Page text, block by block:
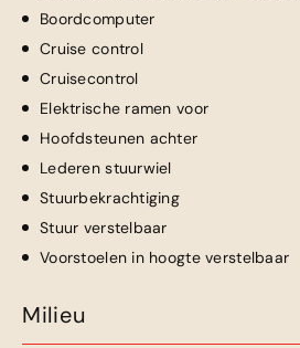
Boordcomputer
Cruise control
Cruisecontrol
Elektrische ramen voor
Hoofdsteunen achter
Lederen stuurwiel
Stuurbekrachtiging
Stuur verstelbaar
Voorstoelen in hoogte verstelbaar
Milieu